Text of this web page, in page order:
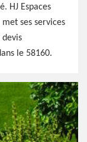
HJ Espaces
ses services
devis
le 58160.